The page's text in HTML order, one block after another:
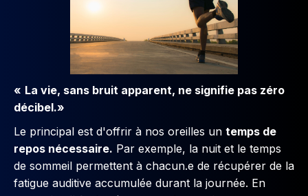
« La vie, sans bruit apparent, ne signifie pas zéro
décibel.»
Le principal est d'offrir à nos oreilles un temps de
repos nécessaire. Par exemple, la nuit et le temps
de sommeil permettent à chacun.e de récupérer de la
fatigue auditive accumulée durant la journée. En